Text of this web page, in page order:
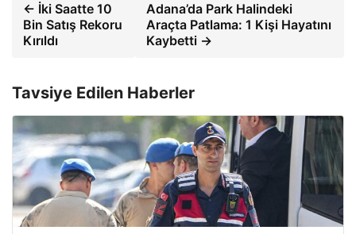
← İki Saatte 10
Bin Satış Rekoru
Kırıldı
Adana’da Park Halindeki
Araçta Patlama: 1 Kişi Hayatını
Kaybetti →
Tavsiye Edilen Haberler